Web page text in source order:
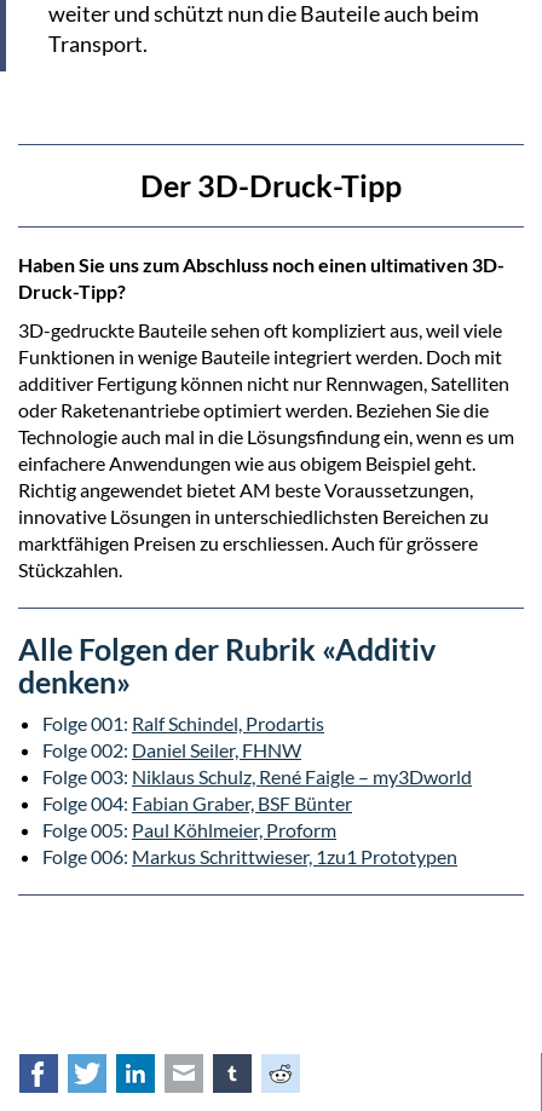
weiter und schützt nun die Bauteile auch beim
Transport.
Der 3D-Druck-Tipp
Haben Sie uns zum Abschluss noch einen ultimativen 3D-
Druck-Tipp?
3D-gedruckte Bauteile sehen oft kompliziert aus, weil viele
Funktionen in wenige Bauteile integriert werden. Doch mit
additiver Fertigung können nicht nur Rennwagen, Satelliten
oder Raketenantriebe optimiert werden. Beziehen Sie die
Technologie auch mal in die Lösungsfindung ein, wenn es um
einfachere Anwendungen wie aus obigem Beispiel geht.
Richtig angewendet bietet AM beste Voraussetzungen,
innovative Lösungen in unterschiedlichsten Bereichen zu
marktfähigen Preisen zu erschliessen. Auch für grössere
Stückzahlen.
Alle Folgen der Rubrik «Additiv
denken»
Folge 001: Ralf Schindel, Prodartis
Folge 002: Daniel Seiler, FHNW
Folge 003: Niklaus Schulz, René Faigle – my3Dworld
Folge 004: Fabian Graber, BSF Bünter
Folge 005: Paul Köhlmeier, Proform
Folge 006: Markus Schrittwieser, 1zu1 Prototypen
Facebook
TwitterLinkedInE-mail tumblrReddit